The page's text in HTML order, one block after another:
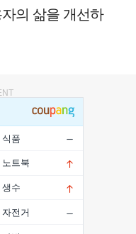
의 삶을 개선하